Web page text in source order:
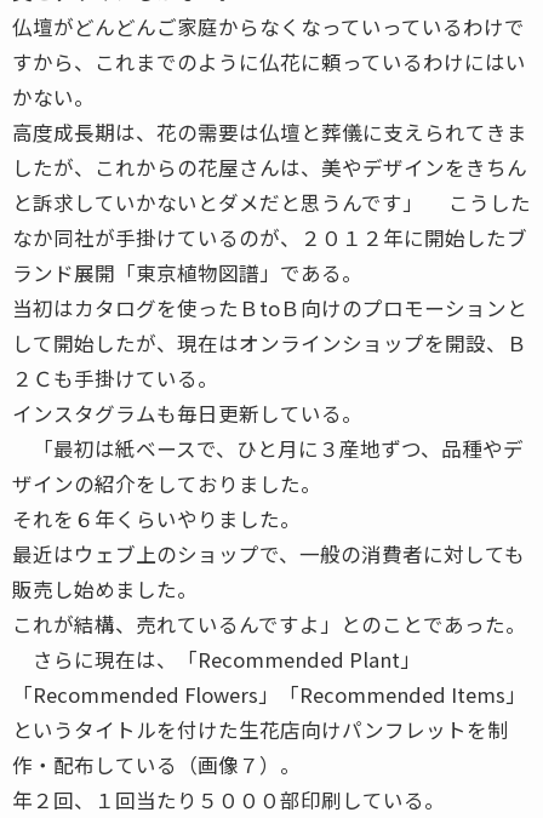
仏壇がどんどんご家庭からなくなっていっているわけで
すから、これまでのように仏花に頼っているわけにはい
かない。
高度成長期は、花の需要は仏壇と葬儀に支えられてきま
したが、これからの花屋さんは、美やデザインをきちん
と訴求していかないとダメだと思うんです」 こうした
なか同社が手掛けているのが、２０１２年に開始したブ
ランド展開「東京植物図譜」である。
当初はカタログを使ったＢtoＢ向けのプロモーションと
して開始したが、現在はオンラインショップを開設、Ｂ
２Ｃも手掛けている。
インスタグラムも毎日更新している。
「最初は紙ベースで、ひと月に３産地ずつ、品種やデ
ザインの紹介をしておりました。
それを６年くらいやりました。
最近はウェブ上のショップで、一般の消費者に対しても
販売し始めました。
これが結構、売れているんですよ」とのことであった。
さらに現在は、「Recommended Plant」
「Recommended Flowers」「Recommended Items」
というタイトルを付けた生花店向けパンフレットを制
作・配布している（画像７）。
年２回、１回当たり５０００部印刷している。